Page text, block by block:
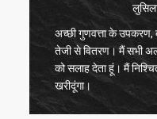
लुसिला-ब्राज़ील
अच्छी गुणवत्ता के उपकरण, बहुत
तेजी से वितरण। मैं सभी अलीबाबा
को सलाह देता हूं। मैं निश्चित रूप से
खरीदूंगा।